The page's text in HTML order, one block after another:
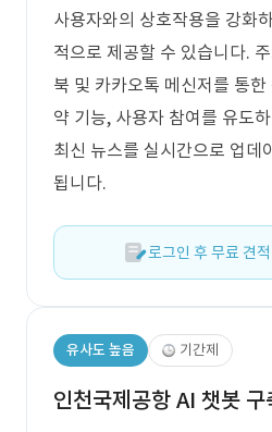
사용자와의 상호작용을 강화
적으로 제공할 수 있습니다.
북 및 카카오톡 메신저를 통
약 기능, 사용자 참여를 유도
최신 뉴스를 실시간으로 업데
됩니다.
로그인 후 무료 견
유사도 높음 기간제
인천국제공항 AI 챗봇